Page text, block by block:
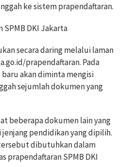
ke sistem prapendaftaran.
SPMB DKI Jakarta
secara daring melalui laman
prapendaftaran. Pada
akan diminta mengisi
sejumlah dokumen yang
beberapa dokumen lain yang
pendidikan yang dipilih.
dibutuhkan dalam
prapendaftaran SPMB DKI